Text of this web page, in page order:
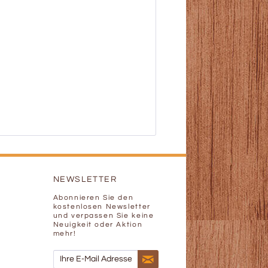
NEWSLETTER
Abonnieren Sie den
kostenlosen Newsletter
und verpassen Sie keine
Neuigkeit oder Aktion
mehr!